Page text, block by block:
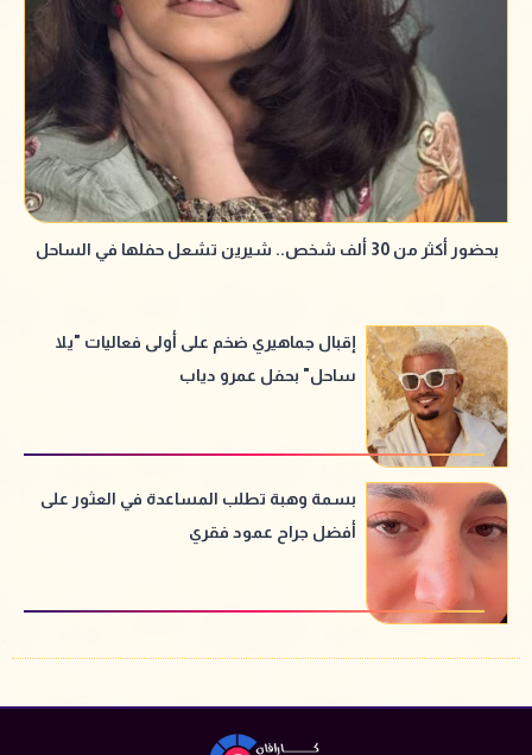
بحضور أكثر من 30 ألف شخص.. شيرين تشعل حفلها في الساحل
إقبال جماهيري ضخم على أولى فعاليات "يلا
ساحل" بحفل عمرو دياب
بسمة وهبة تطلب المساعدة في العثور على
أفضل جراح عمود فقري